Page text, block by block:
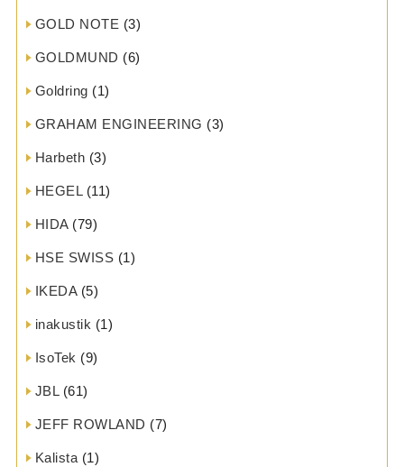
GOLD NOTE (3)
GOLDMUND (6)
Goldring (1)
GRAHAM ENGINEERING (3)
Harbeth (3)
HEGEL(11)
HIDA(79)
HSE SWISS (1)
IKEDA(5)
inakustik (1)
IsoTek (9)
JBL(61)
JEFF ROWLAND (7)
Kalista(1)